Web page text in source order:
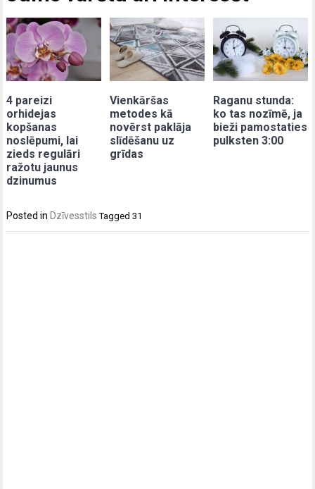
4 pareizi
orhidejas
kopšanas
noslēpumi, lai
zieds regulāri
ražotu jaunus
dzinumus
Vienkāršas
metodes kā
novērst paklāja
slīdēšanu uz
grīdas
Raganu stunda:
ko tas nozīmē, ja
bieži pamostaties
pulksten 3:00
Posted inDzīvesstils Tagged31